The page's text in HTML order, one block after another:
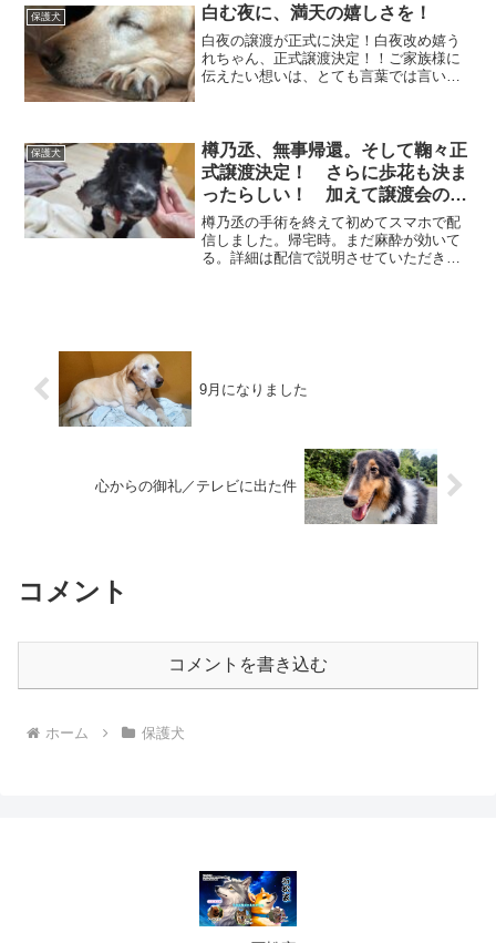
はな...
保護犬 白む夜に、満天の嬉しさを！
白夜の譲渡が正式に決定！白夜改め嬉う
れちゃん、正式譲渡決定！！ご家族様に
伝えたい想いは、とても言葉では言い表
情に、ただただ感謝です。...
保護犬
樽乃丞、無事帰還。そして鞠々正
式譲渡決定！ さらに歩花も決ま
ったらしい！ 加えて譲渡会の話
も･･･！
樽乃丞の手術を終えて初めてスマホで配
信しました。帰宅時。まだ麻酔が効いて
る。詳細は配信で説明させていただきま
9月になりました
心からの御礼／テレビに出た件
コメント
コメントを書き込む
ホーム 保護犬